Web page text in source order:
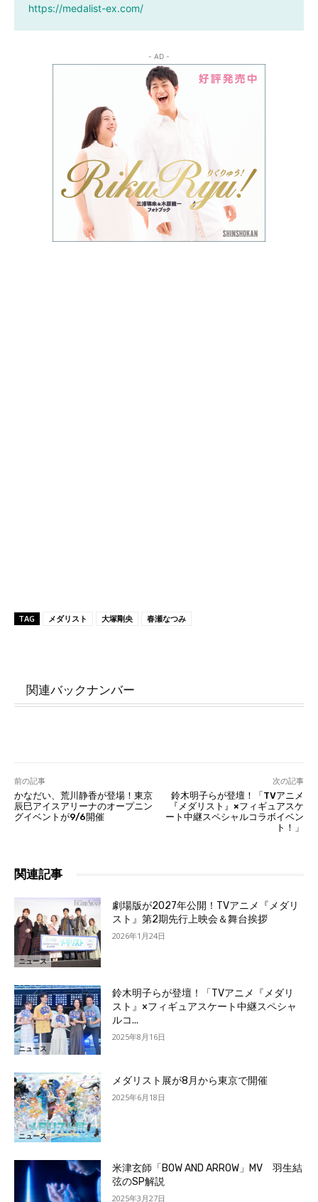
https://medalist-ex.com/
- AD -
TAG メダリスト 大塚剛央 春瀬なつみ
関連バックナンバー
前の記事
かなだい、荒川静香が登場！東京
辰巳アイスアリーナのオープニン
グイベントが9/6開催
次の記事
鈴木明子らが登壇！「TVアニメ
『メダリスト』×フィギュアスケ
ート中継スペシャルコラボイベン
ト！」
関連記事
ニュース
劇場版が2027年公開！TVアニメ『メダリ
スト』第2期先行上映会＆舞台挨拶
2026年1月24日
ニュース
鈴木明子らが登壇！「TVアニメ『メダリ
スト』×フィギュアスケート中継スペシャ
ルコ...
2025年8月16日
ニュース
メダリスト展が8月から東京で開催
2025年6月18日
米津玄師「BOW AND ARROW」MV 羽生結
弦のSP解説
2025年3月27日